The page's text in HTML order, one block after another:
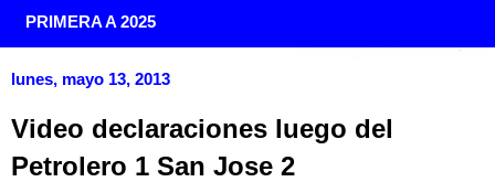
PRIMERA A 2025
lunes, mayo 13, 2013
Video declaraciones luego del
Petrolero 1 San Jose 2